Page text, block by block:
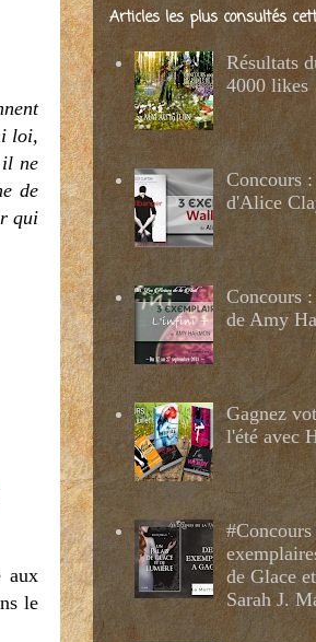
loi,
ne
de
qui
aux
le
Articles les plus consultés
Résultats
4000 likes
Concours
d'Alice
Concours
de Amy
Gagnez
l'été avec
de Glace
Sarah J.